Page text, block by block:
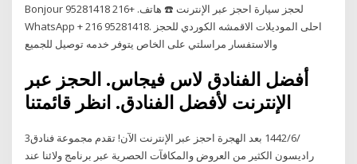
Bonjour لحجز سيارة احجز عبر الإنترنت ☎️ هاتف. +216 95281418
WhatsApp + 216 95281418. احلى الموديلات الاقمشه الكوردي للحجز
والاستفسار مراسلتي على الخاص يتوفر خدمه توصيل للجميع
أفضل الفنادق لاس فيجاس. الحجز عبر
الإنترنت لأفضل الفنادق. انظر قائمتنا
3‏‏/6‏‏/1442 بعد الهجرة احجز عبر الإنترنت الآن! تقدم مجموعة فنادق
راديسون الكثير من العروض والمكافآت الحصرية عبر برنامج ولائنا عند